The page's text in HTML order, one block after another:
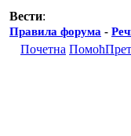
Вести:
Правила форума -
Почетна Помоћ